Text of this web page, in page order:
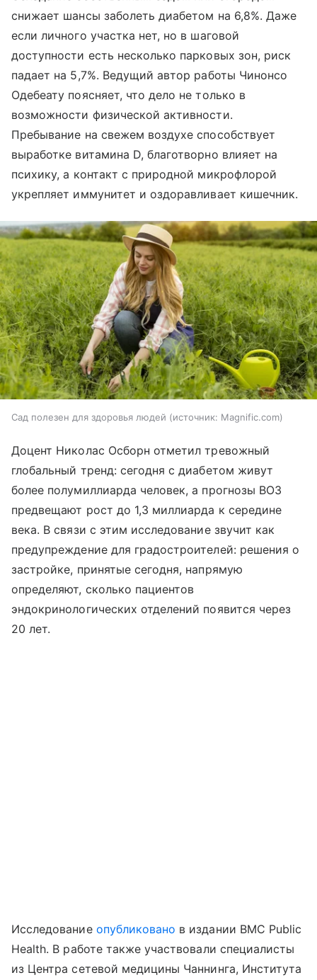
снижает шансы заболеть диабетом на 6,8%. Даже
если личного участка нет, но в шаговой
доступности есть несколько парковых зон, риск
падает на 5,7%. Ведущий автор работы Чинонсо
Одебеату поясняет, что дело не только в
возможности физической активности.
Пребывание на свежем воздухе способствует
выработке витамина D, благотворно влияет на
психику, а контакт с природной микрофлорой
укрепляет иммунитет и оздоравливает кишечник.
Сад полезен для здоровья людей источник: Magnific.com
Доцент Николас Осборн отметил тревожный
глобальный тренд: сегодня с диабетом живут
более полумиллиарда человек, а прогнозы ВОЗ
предвещают рост до 1,3 миллиарда к середине
века. В связи с этим исследование звучит как
предупреждение для градостроителей: решения о
застройке, принятые сегодня, напрямую
определяют, сколько пациентов
эндокринологических отделений появится через
20 лет.
Исследование опубликовано в издании BMC Public
Health. В работе также участвовали специалисты
из Центра сетевой медицины Чаннинга, Института